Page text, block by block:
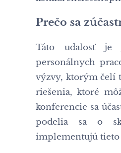
Prečo sa
Táto udalosť je
personálnych
výzvy, ktorým čelí
riešenia, ktoré
konferencie sa
podelia sa o
implementujú tieto